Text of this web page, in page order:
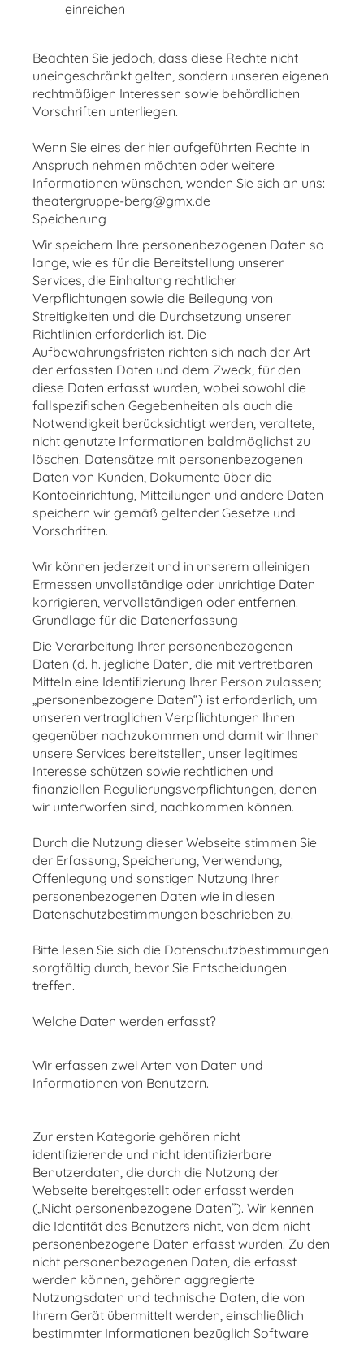
einreichen
Beachten Sie jedoch, dass diese Rechte nicht
uneingeschränkt gelten, sondern unseren eigenen
rechtmäßigen Interessen sowie behördlichen
Vorschriften unterliegen.
Wenn Sie eines der hier aufgeführten Rechte in
Anspruch nehmen möchten oder weitere
Informationen wünschen, wenden Sie sich an uns:
theatergruppe-berg@gmx.de
Speicherung
Wir speichern Ihre personenbezogenen Daten so
lange, wie es für die Bereitstellung unserer
Services, die Einhaltung rechtlicher
Verpflichtungen sowie die Beilegung von
Streitigkeiten und die Durchsetzung unserer
Richtlinien erforderlich ist. Die
Aufbewahrungsfristen richten sich nach der Art
der erfassten Daten und dem Zweck, für den
diese Daten erfasst wurden, wobei sowohl die
fallspezifischen Gegebenheiten als auch die
Notwendigkeit berücksichtigt werden, veraltete,
nicht genutzte Informationen baldmöglichst zu
löschen. Datensätze mit personenbezogenen
Daten von Kunden, Dokumente über die
Kontoeinrichtung, Mitteilungen und andere Daten
speichern wir gemäß geltender Gesetze und
Vorschriften.
Wir können jederzeit und in unserem alleinigen
Ermessen unvollständige oder unrichtige Daten
korrigieren, vervollständigen oder entfernen.
Grundlage für die Datenerfassung
Die Verarbeitung Ihrer personenbezogenen
Daten (d. h. jegliche Daten, die mit vertretbaren
Mitteln eine Identifizierung Ihrer Person zulassen;
„personenbezogene Daten“) ist erforderlich, um
unseren vertraglichen Verpflichtungen Ihnen
gegenüber nachzukommen und damit wir Ihnen
unsere Services bereitstellen, unser legitimes
Interesse schützen sowie rechtlichen und
finanziellen Regulierungsverpflichtungen, denen
wir unterworfen sind, nachkommen können.
Durch die Nutzung dieser Webseite stimmen Sie
der Erfassung, Speicherung, Verwendung,
Offenlegung und sonstigen Nutzung Ihrer
personenbezogenen Daten wie in diesen
Datenschutzbestimmungen beschrieben zu.
Bitte lesen Sie sich die Datenschutzbestimmungen
sorgfältig durch, bevor Sie Entscheidungen
treffen.
Welche Daten werden erfasst?
Wir erfassen zwei Arten von Daten und
Informationen von Benutzern.
Zur ersten Kategorie gehören nicht
identifizierende und nicht identifizierbare
Benutzerdaten, die durch die Nutzung der
Webseite bereitgestellt oder erfasst werden
(„Nicht personenbezogene Daten”). Wir kennen
die Identität des Benutzers nicht, von dem nicht
personenbezogene Daten erfasst wurden. Zu den
nicht personenbezogenen Daten, die erfasst
werden können, gehören aggregierte
Nutzungsdaten und technische Daten, die von
Ihrem Gerät übermittelt werden, einschließlich
bestimmter Informationen bezüglich Software